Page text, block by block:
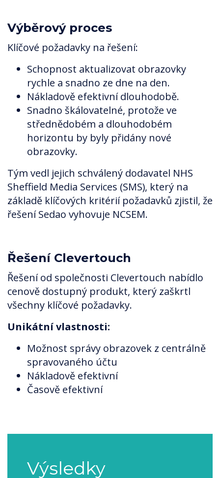
Výběrový proces
Klíčové požadavky na řešení:
Schopnost aktualizovat obrazovky
rychle a snadno ze dne na den.
Nákladově efektivní dlouhodobě.
Snadno škálovatelné, protože ve
střednědobém a dlouhodobém
horizontu by byly přidány nové
obrazovky.
Tým vedl jejich schválený dodavatel NHS
Sheffield Media Services (SMS), který na
základě klíčových kritérií požadavků zjistil, že
řešení Sedao vyhovuje NCSEM.
Řešení Clevertouch
Řešení od společnosti Clevertouch nabídlo
cenově dostupný produkt, který zaškrtl
všechny klíčové požadavky.
Unikátní vlastnosti:
Možnost správy obrazovek z centrálně
spravovaného účtu
Nákladově efektivní
Časově efektivní
Výsledky